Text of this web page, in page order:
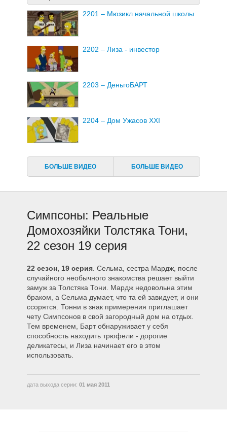
2201 – Мюзикл начальной школы
2202 – Лиза - инвестор
2203 – ДеньгоБАРТ
2204 – Дом Ужасов ХХI
жизнь
2207 – Как громко жует эта птичка
в окне?
2209 – Толстяк Донни
2210 – Мамаши, которых я бы
хотел забыть
БОЛЬШЕ ВИДЕО БОЛЬШЕ ВИДЕО
Симпсоны: Реальные
Домохозяйки Толстяка Тони,
22 сезон 19 серия
22 сезон, 19 серия . Сельма, сестра Мардж, после
случайного необычного знакомства решает выйти
замуж за Толстяка Тони. Мардж недовольна этим
браком, а Сельма думает, что та ей завидует, и они
ссорятся. Тонни в знак примерения приглашает
чету Симпсонов в свой загородный дом на отдых.
Тем временем, Барт обнаруживает у себя
способность находить трюфели - дорогие
деликатесы, и Лиза начинает его в этом
использовать.
дата выхода серии: 01 мая 2011